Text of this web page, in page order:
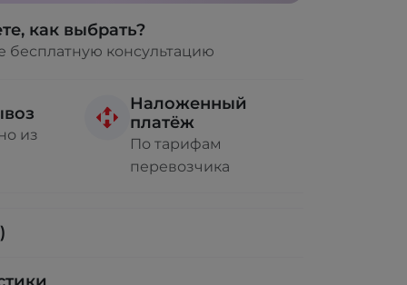
как выбрать?
бесплатную консультацию
из
Наложенный
платёж
По тарифам
перевозчика